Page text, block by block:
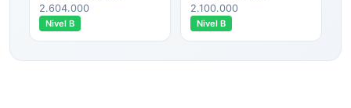
2.604.000
Nivel B
2.100.000
Nivel B